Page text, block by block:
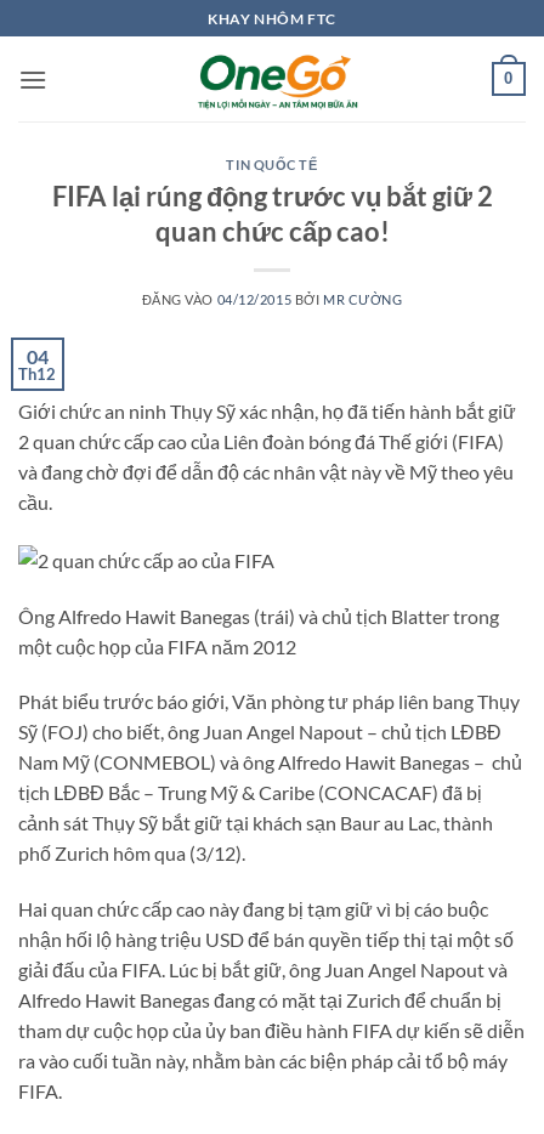
qua
nội
KHAY NHÔM FTC
0
TIN QUỐC TẾ
FIFA lại rúng động trước vụ bắt giữ 2
quan chức cấp cao!
ĐĂNG VÀO 04/12/2015 BỞI MR CƯỜNG
04
Th12
Giới chức an ninh Thụy Sỹ xác nhận, họ đã tiến hành bắt giữ
2 quan chức cấp cao của Liên đoàn bóng đá Thế giới (FIFA)
và đang chờ đợi để dẫn độ các nhân vật này về Mỹ theo yêu
cầu.
Ông Alfredo Hawit Banegas (trái) và chủ tịch Blatter trong
một cuộc họp của FIFA năm 2012
Phát biểu trước báo giới, Văn phòng tư pháp liên bang Thụy
Sỹ (FOJ) cho biết, ông Juan Angel Napout – chủ tịch LĐBĐ
Nam Mỹ (CONMEBOL) và ông Alfredo Hawit Banegas – chủ
tịch LĐBĐ Bắc – Trung Mỹ & Caribe (CONCACAF) đã bị
cảnh sát Thụy Sỹ bắt giữ tại khách sạn Baur au Lac, thành
phố Zurich hôm qua (3/12).
Hai quan chức cấp cao này đang bị tạm giữ vì bị cáo buộc
nhận hối lộ hàng triệu USD để bán quyền tiếp thị tại một số
giải đấu của FIFA. Lúc bị bắt giữ, ông Juan Angel Napout và
Alfredo Hawit Banegas đang có mặt tại Zurich để chuẩn bị
tham dự cuộc họp của ủy ban điều hành FIFA dự kiến sẽ diễn
ra vào cuối tuần này, nhằm bàn các biện pháp cải tổ bộ máy
FIFA.